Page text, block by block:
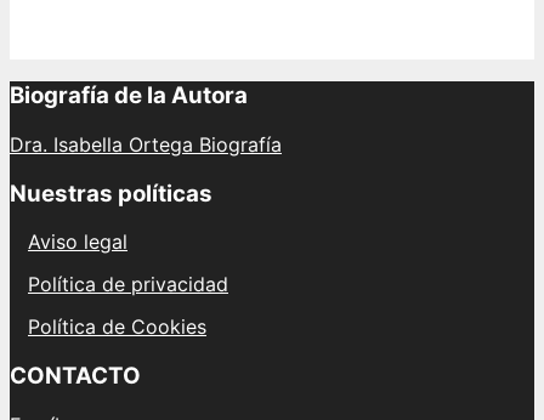
alquiler
Biografía de la Autora
Dra. Isabella Ortega Biografía
Nuestras políticas
Aviso legal
Política de privacidad
Política de Cookies
CONTACTO